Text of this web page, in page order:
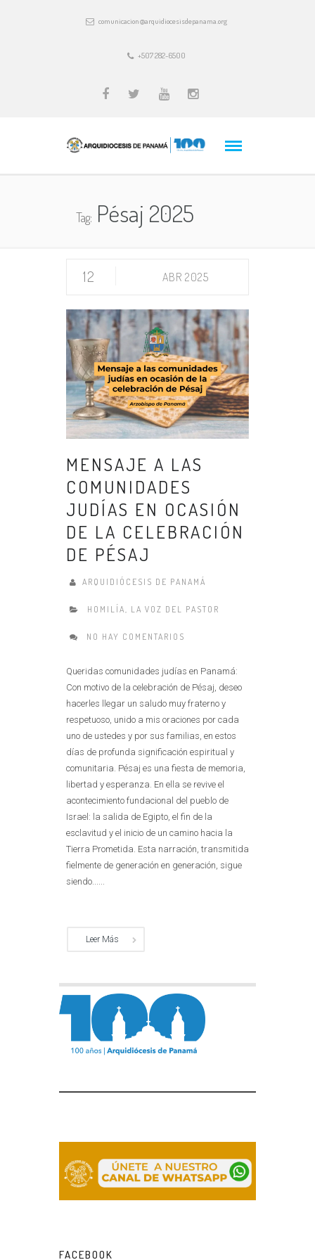
comunicacion@arquidiocesisdepanama.org
+507 282-6500
Tag:Pésaj 2025
12 ABR 2025
MENSAJE A LAS
COMUNIDADES
JUDÍAS EN OCASIÓN
DE LA CELEBRACIÓN
DE PÉSAJ
ARQUIDIÓCESIS DE PANAMÁ
HOMILÍA, LA VOZ DEL PASTOR
NO HAY COMENTARIOS
Queridas comunidades judías en Panamá:
Con motivo de la celebración de Pésaj, deseo
hacerles llegar un saludo muy fraterno y
respetuoso, unido a mis oraciones por cada
uno de ustedes y por sus familias, en estos
días de profunda significación espiritual y
comunitaria. Pésaj es una fiesta de memoria,
libertad y esperanza. En ella se revive el
acontecimiento fundacional del pueblo de
Israel: la salida de Egipto, el fin de la
esclavitud y el inicio de un camino hacia la
Tierra Prometida. Esta narración, transmitida
fielmente de generación en generación, sigue
siendo......
Leer Más
FACEBOOK